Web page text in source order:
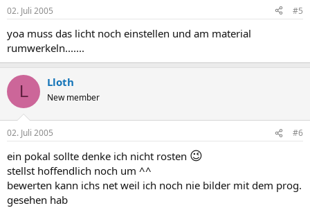
02. Juli 2005 #5
yoa muss das licht noch einstellen und am material
rumwerkeln.......
L Lloth
New member
02. Juli 2005 #6
ein pokal sollte denke ich nicht rosten 😉
stellst hoffendlich noch um ^^
bewerten kann ichs net weil ich noch nie bilder mit dem prog.
gesehen hab